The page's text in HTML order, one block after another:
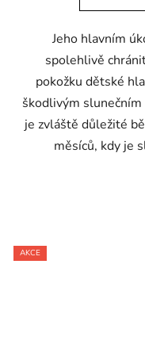
Jeho hlavním
spolehlivě
pokožku dětské
škodlivým slunečním
je zvláště důležité
měsíců, kdy je
AKCE